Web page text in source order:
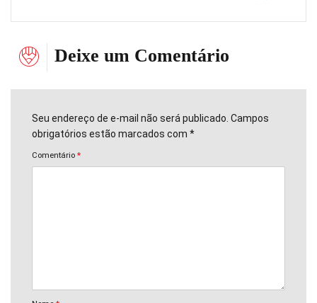
Deixe um Comentário
Seu endereço de e-mail não será publicado. Campos
obrigatórios estão marcados com *
Comentário *